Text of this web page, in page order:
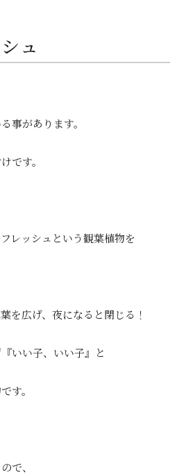
ュ
事があります。
です。
レッシュという観葉植物を
を広げ、夜になると閉じる！
いい子、いい子』と
す。
で、